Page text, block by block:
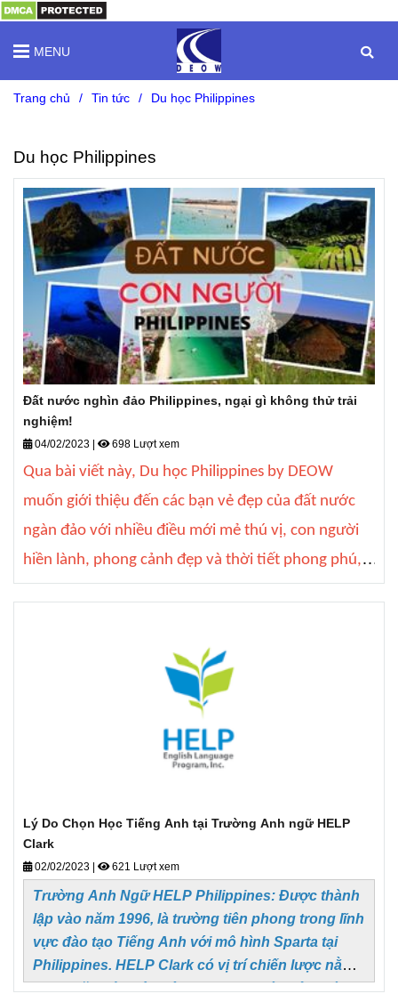
MENU
Trang chủ / Tin tức / Du học Philippines
Du học Philippines
Đất nước nghìn đảo Philippines, ngại gì không thử trải
nghiệm!
04/02/2023 | 698 Lượt xem
Qua bài viết này, Du học Philippines by DEOW
muốn giới thiệu đến các bạn vẻ đẹp của đất nước
ngàn đảo với nhiều điều mới mẻ thú vị, con người
hiền lành, phong cảnh đẹp và thời tiết phong phú,
đồ ăn địa phương ngon khá hợp với khẩu vị của
Lý Do Chọn Học Tiếng Anh tại Trường Anh ngữ HELP
Clark
02/02/2023 621 Lượt xem
Trường Anh Ngữ HELP Philippines: Được thành
lập vào năm 1996, là trường tiên phong trong lĩnh
vực đào tạo Tiếng Anh với mô hình Sparta tại
Philippines. HELP Clark có vị trí chiến lược nằm
trong căn cứ quân đội Hoa Kỳ cũ với môi trường